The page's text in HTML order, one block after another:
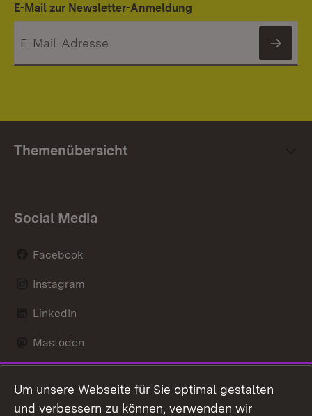
E-Mail zur Newsletter-Anmeldung
Themenübersicht
Social Media
Facebook
Instagram
LinkedIn
Mastodon
X / Twitter
Um unsere Webseite für Sie optimal gestalten
und verbessern zu können, verwenden wir